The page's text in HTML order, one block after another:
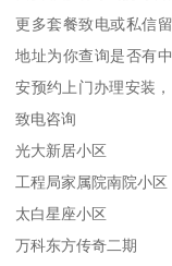
更多套餐致电或私信
地址为你查询是否有
安预约上门办理安装
致电咨询
光大新居小区
工程局家属院南院小区
太白星座小区
万科东方传奇二期